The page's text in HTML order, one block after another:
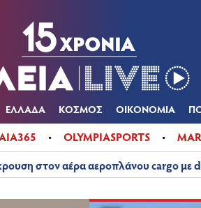
ΕΛΛΑΔΑ ΚΟΣΜΟΣ ΟΙΚΟΝΟΜΙΑ
OLYMPIASPORTS
στον αέρα αεροπλάνου cargo με